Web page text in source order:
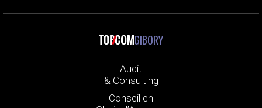
GIBORY
Audit
& Consulting
Conseil en